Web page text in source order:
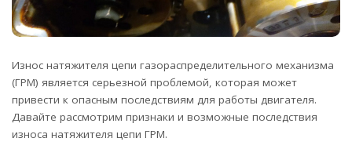
Износ натяжителя цепи газораспределительного механизма
(ГРМ) является серьезной проблемой, которая может
привести к опасным последствиям для работы двигателя.
Давайте рассмотрим признаки и возможные последствия
износа натяжителя цепи ГРМ.